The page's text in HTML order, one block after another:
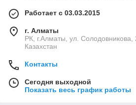
Работает с 03.03.2015
г. Алматы
РК, г.Алматы, ул.
Казахстан
Контакты
Сегодня выходной
Показать весь график работы